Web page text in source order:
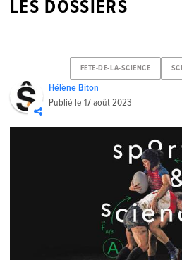
LES DOSSIERS
FETE-DE-LA-SCIENCE
Hélène Biton
Publié le 17 août 2023